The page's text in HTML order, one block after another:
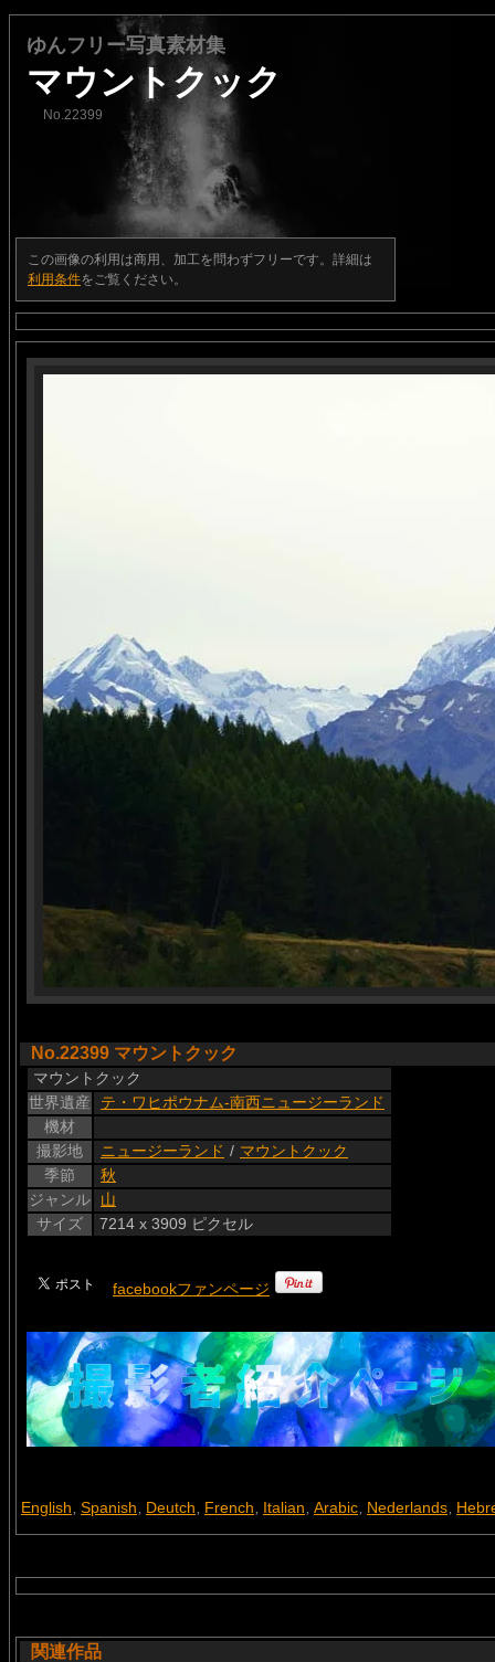
ゆんフリー写真素材集
マウントクック
No.22399
この画像の利用は商用、加工を問わずフリーです。詳細は
利用条件をご覧ください。
No.22399 マウントクック
マウントクック
世界遺産
テ・ワヒポウナム-南西ニュージーランド
機材
撮影地
ニュージーランド / マウントクック
季節
秋
ジャンル
山
サイズ
7214 x 3909 ピクセル
facebookファンページ
English, Spanish, Deutch, French, Italian, Arabic, Nederlands,
関連作品